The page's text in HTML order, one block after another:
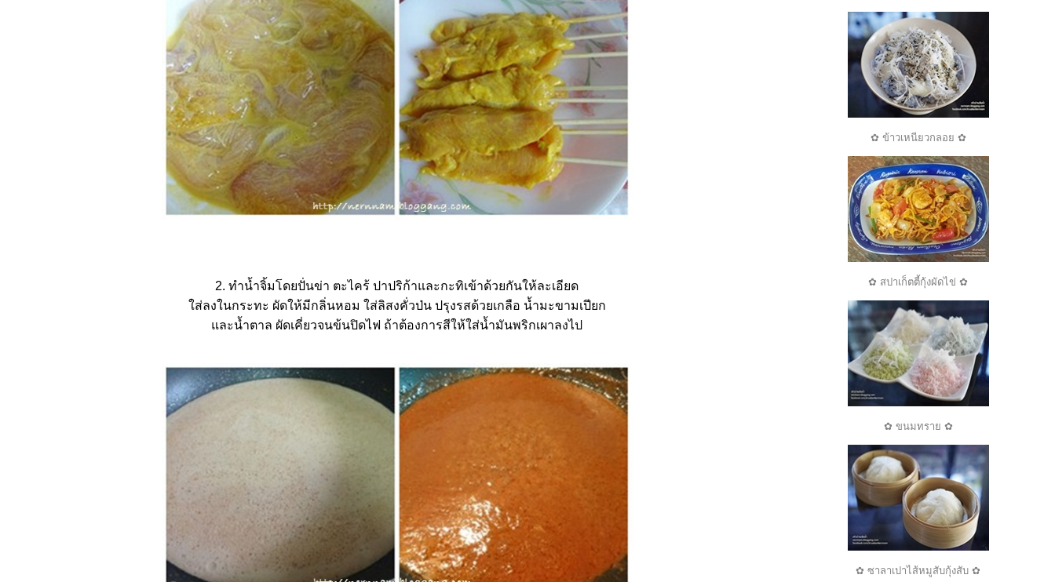
2. ทำน้ำจิ้มโดยปั่นข่า ตะไคร้ ปาปริก้าและกะทิเข้าด้วยกันให้ละเอียด
ส่ลงในกระทะ ผัดให้มีกลิ่นหอม ใส่ลิสงคั่วป่น ปรุงรสด้วยเกลือ น้ำมะขามเปียก
ละน้ำตาล ผัดเคี่ยวจนข้นปิดไฟ ถ้าต้องการสีให้ใส่น้ำมันพริกเผาลงไป
✿ ข้าวเหนียวกลอย ✿
✿ สปาเก็ตตี้กุ้งผัดไข่ ✿
✿ ขนมทราย ✿
✿ ซาลาเปาไส้หมูสับกุ้งสับ ✿